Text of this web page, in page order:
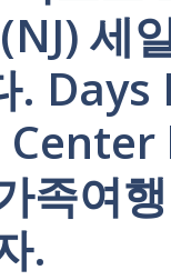
세
.
족여
.